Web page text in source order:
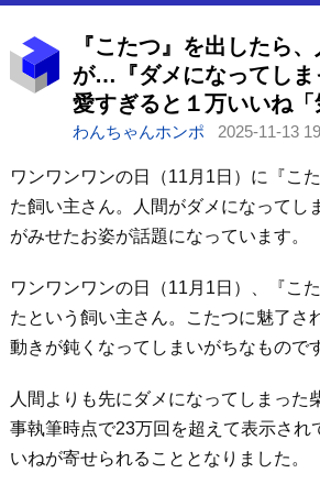
『こたつ』を出したら
が…『ダメになってしま
愛すぎると１万いいね
う」「こたつには勝てな
わんちゃんホンポ 2025-11-13
ワンワンワンの日（11月1日）に『こ
た飼い主さん。人間がダメになって
がみせたお姿が話題になっています。
ワンワンワンの日（11月1日）、『こ
たという飼い主さん。こたつに魅了さ
動きが鈍くなってしまいがちなもので
人間よりも先にダメになってしまった
事執筆時点で23万回を超えて表示され
いねが寄せられることとなりました。